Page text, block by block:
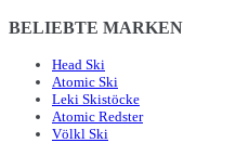
BELIEBTE MARKEN
Head Ski
Atomic Ski
Leki Skistöcke
Atomic Redster
Völkl Ski